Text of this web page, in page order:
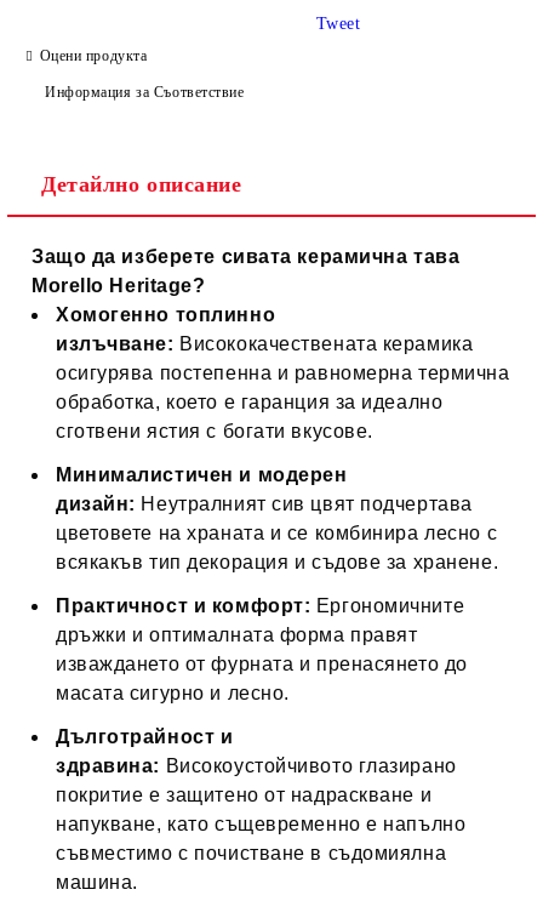
Оцени продукта
Информация за Съответствие
Tweet
Детайлно описание
Защо да изберете сивата керамична тава
Morello Heritage?
Хомогенно топлинно
излъчване: Висококачествената керамика
осигурява постепенна и равномерна термична
обработка, което е гаранция за идеално
сготвени ястия с богати вкусове.
Минималистичен и модерен
дизайн: Неутралният сив цвят подчертава
цветовете на храната и се комбинира лесно с
всякакъв тип декорация и съдове за хранене.
Практичност и комфорт: Ергономичните
дръжки и оптималната форма правят
изваждането от фурната и пренасянето до
масата сигурно и лесно.
Дълготрайност и
здравина: Високоустойчивото глазирано
покритие е защитено от надраскване и
напукване, като същевременно е напълно
съвместимо с почистване в съдомиялна
машина.